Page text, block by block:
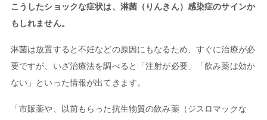
こうしたショックな症状は、淋菌（りんきん）感染症のサインか
もしれません。
淋菌は放置すると不妊などの原因にもなるため、すぐに治療が必
要ですが、いざ治療法を調べると「注射が必要」「飲み薬は効か
ない」といった情報が出てきます。
「市販薬や、以前もらった抗生物質の飲み薬（ジスロマックな